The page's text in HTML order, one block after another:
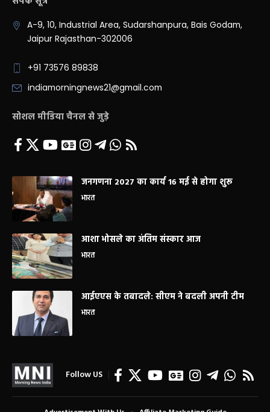
A-9, 10, Industrial Area, Sudarshanpura, Bais Godam,
Jaipur Rajasthan-302006
+91 73576 89838
indiamorningnews21@gmail.com
सोशल मीडिया चैनल से जुड़े
जनगणना 2027 का कार्य 16 मई से होगा शुरू
भारत
आशा भोसले का अंतिम संस्कार आज
भारत
आईएएस के तबादले: सीएम ने बदली अपनी टीम
भारत
Follow US